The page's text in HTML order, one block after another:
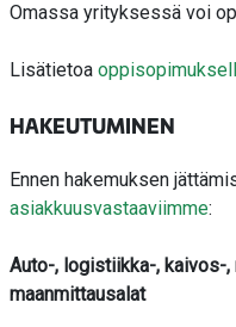
Omassa yrityksessä voi
Lisätietoa
HAKEUTUMINEN
Ennen hakemuksen
asiakkuusvastaaviimme:
Auto-, logistiikka-, kaivos-,
maanmittausalat